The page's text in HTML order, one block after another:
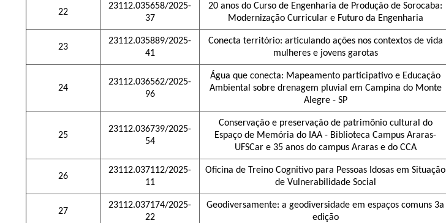
22
23112.035658/2025-
37
20 anos do Curso de Engenharia de Produção de Sorocaba:
Modernização Curricular e Futuro da Engenharia
23
23112.035889/2025-
41
Conecta território: articulando ações nos contextos de vida
mulheres e jovens garotas
24
23112.036562/2025-
96
Água que conecta: Mapeamento participativo e Educação
Ambiental sobre drenagem pluvial em Campina do Monte
Alegre - SP
25
23112.036739/2025-
54
Conservação e preservação de patrimônio cultural do
Espaço de Memória do IAA - Biblioteca Campus Araras-
UFSCar e 35 anos do campus Araras e do CCA
26
23112.037112/2025-
11
Oficina de Treino Cognitivo para Pessoas Idosas em Situação
de Vulnerabilidade Social
27
23112.037174/2025-
22
Geodiversamente: a geodiversidade em espaços comuns 3a
edição